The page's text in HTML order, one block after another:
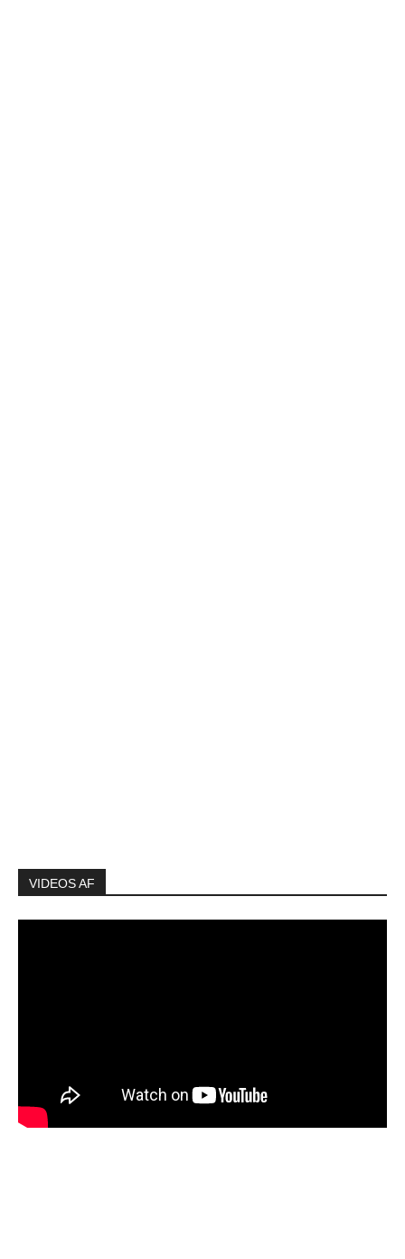
VIDEOS AF